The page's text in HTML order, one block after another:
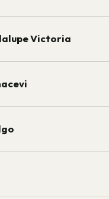
Victoria